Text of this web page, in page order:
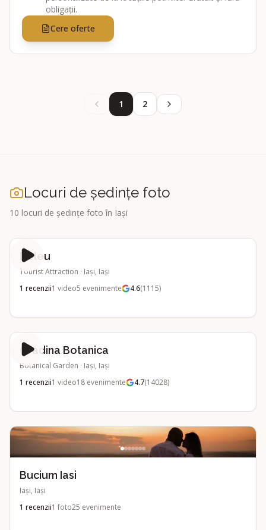
obligații.
Cere oferte
1 2
Locuri de ședințe foto
10 locuri de ședințe foto în Iași
Releu
Tourist Attraction · Iași, Iași
1 recenzii1 video5 evenimente 4.6(1115)
Gradina Botanica
Botanical Garden · Iași, Iași
1 recenzii1 video18 evenimente 4.7(14028)
Bucium Iasi
Iași, Iași
1 recenzii1 foto25 evenimente